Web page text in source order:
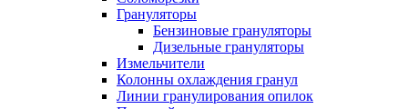
Грануляторы
Бензиновые грануляторы
Дизельные грануляторы
Измельчители
Колонны охлаждения гранул
Линии гранулирования опилок